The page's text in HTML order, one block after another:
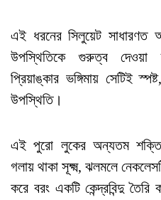
এই ধরনের সিলুয়েট সাধারণত
উপস্থিতিকে গুরুত্ব দেওয়া
প্রিয়াঙ্কার ভঙ্গিমায় সেটিই
উপস্থিতি।
এই পুরো লুকের অন্যতম শক্তি
গলায় থাকা সূক্ষ্ম, ঝলমলে
করে বরং একটি কেন্দ্রবিন্দু